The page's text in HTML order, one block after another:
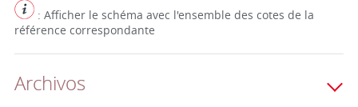
: Afficher le schéma avec l'ensemble des cotes de la
référence correspondante
Archivos